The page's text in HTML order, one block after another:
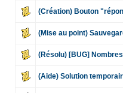
(Création) Bouton
(Mise au point)
(Résolu) [BUG]
(Aide) Solution